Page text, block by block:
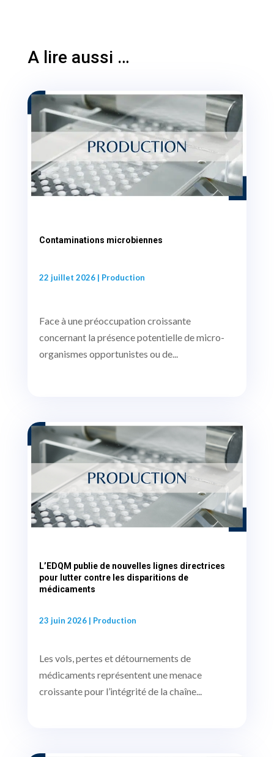
A lire aussi …
Contaminations microbiennes
22 juillet 2026| Production
Face à une préoccupation croissante
concernant la présence potentielle de micro-
organismes opportunistes ou de...
L’EDQM publie de nouvelles lignes directrices
pour lutter contre les disparitions de
médicaments
23 juin 2026| Production
Les vols, pertes et détournements de
médicaments représentent une menace
croissante pour l’intégrité de la chaîne...